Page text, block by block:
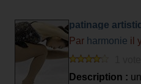
patinage
Par harmonie il
Description :